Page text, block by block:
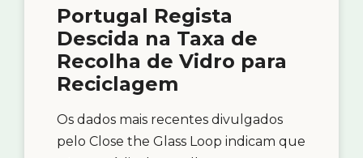
Portugal Regista
Descida na Taxa de
Recolha de Vidro para
Reciclagem
Os dados mais recentes divulgados
pelo Close the Glass Loop indicam que